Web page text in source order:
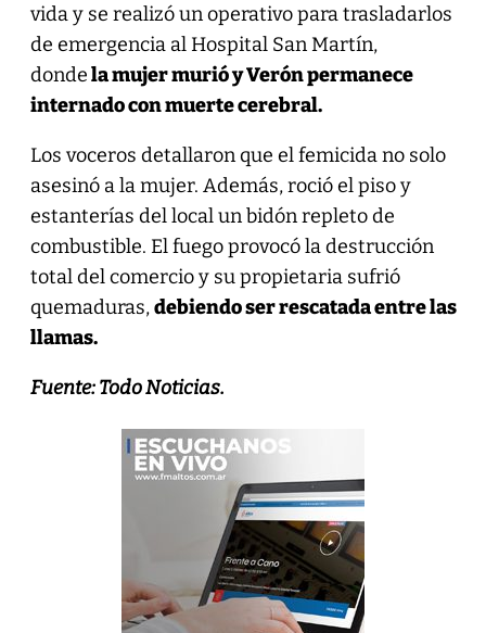
vida y se realizó un operativo para trasladarlos
de emergencia al Hospital San Martín,
dondela mujer murió y Verón permanece
internado con muerte cerebral.
Los voceros detallaron que el femicida no solo
asesinó a la mujer. Además, roció el piso y
estanterías del local un bidón repleto de
combustible. El fuego provocó la destrucción
total del comercio y su propietaria sufrió
quemaduras,debiendo ser rescatada entre las
llamas.
Fuente: Todo Noticias.